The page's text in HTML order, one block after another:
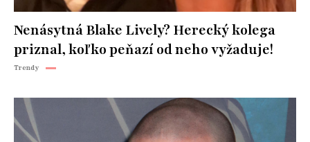
Nenásytná Blake Lively? Herecký kolega
priznal, koľko peňazí od neho vyžaduje!
Trendy